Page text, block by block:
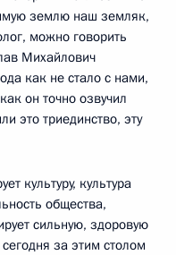
землю наш земляк,
можно говорить
Михайлович
как не стало с нами,
он точно озвучил
это триединство, эту
культуру, культура
общества,
сильную, здоровую
за этим столом